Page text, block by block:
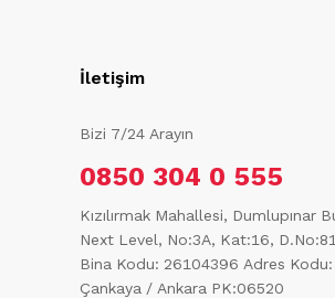
İletişim
Bizi 7/24 Arayın
0850 304 0 555
Kızılırmak Mahallesi, Dumlupınar
Next Level, No:3A, Kat:16, D.No:81
Bina Kodu: 26104396 Adres
Çankaya / Ankara PK:06520